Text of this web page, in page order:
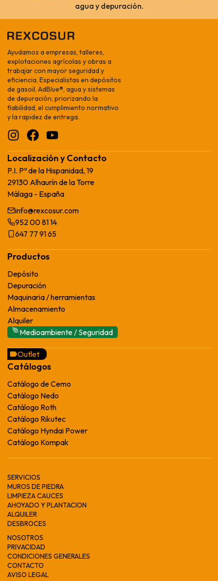
agua y depuración.
Ayudamos a empresas, talleres,
explotaciones agrícolas y obras a
trabajar con mayor seguridad y
eficiencia. Especialistas en depósitos
de gasoil, AdBlue®, agua y sistemas
de depuración, priorizando la
fiabilidad, el cumplimiento normativo
y la rapidez de entrega.
Localización y Contacto
P.I. Pº de la Hispanidad, 19
29130 Alhaurín de la Torre
Málaga - España
info@rexcosur.com
952 00 81 14
647 77 91 65
Productos
Depósito
Depuración
Maquinaria / herramientas
Almacenamiento
Alquiler
Medioambiente / Seguridad
Outlet
Catálogos
Catálogo de Cemo
Catálogo Nedo
Catálogo Roth
Catálogo Rikutec
Catálogo Hyndai Power
Catálogo Kompak
SERVICIOS
MUROS DE PIEDRA
LIMPIEZA CAUCES
AHOYADO Y PLANTACION
ALQUILER
DESBROCES
NOSOTROS
PRIVACIDAD
CONDICIONES GENERALES
CONTACTO
AVISO LEGAL